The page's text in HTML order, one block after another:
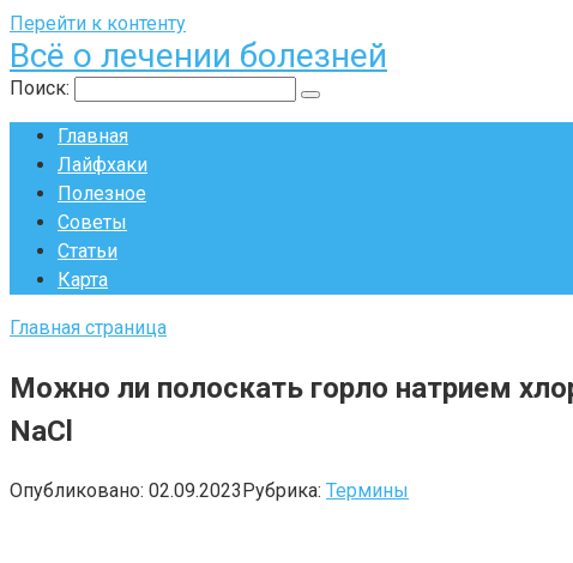
Перейти к контенту
Всё о лечении болезней
Поиск:
Главная
Лайфхаки
Полезное
Советы
Статьи
Карта
Главная страница
Можно ли полоскать горло натрием
NaCl
Опубликовано: 02.09.2023Рубрика: Термины